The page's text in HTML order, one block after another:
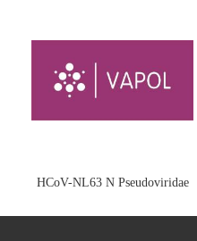
HCoV-NL63 N Pseudoviridae